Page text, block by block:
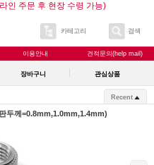
인 주문 후 현장 수령 가능)
카테고리 검색
이용안내 견적문의(help mail)
장바구니 관심상품
Recent
두께=0.8mm,1.0mm,1.4mm)